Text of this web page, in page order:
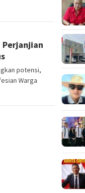
Perjanjian
potensi,
Warga